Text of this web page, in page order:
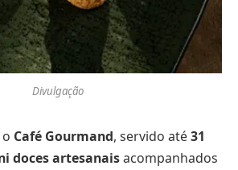
Divulgação
Café Gourmand, servido até31
doces artesanaisacompanhados